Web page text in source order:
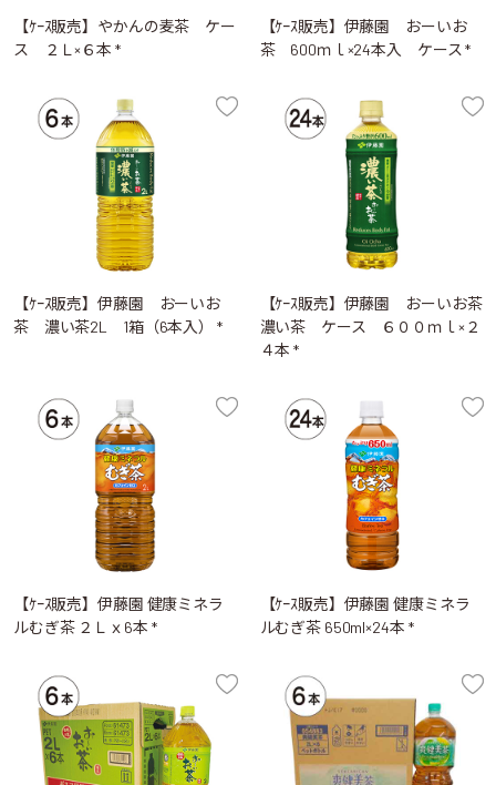
【ｹｰｽ販売】やかんの麦茶 ケー
ス ２Ｌ×６本 *
【ｹｰｽ販売】伊藤園 おーいお
茶 600ｍｌ×24本入 ケース *
【ｹｰｽ販売】伊藤園 おーいお
茶 濃い茶2L 1箱（6本入） *
【ｹｰｽ販売】伊藤園 おーいお茶
濃い茶 ケース ６００ｍｌ×２
４本 *
【ｹｰｽ販売】伊藤園 健康ミネラ
ルむぎ茶 ２Ｌｘ6本 *
【ｹｰｽ販売】伊藤園 健康ミネラ
ルむぎ茶 650ml×24本 *